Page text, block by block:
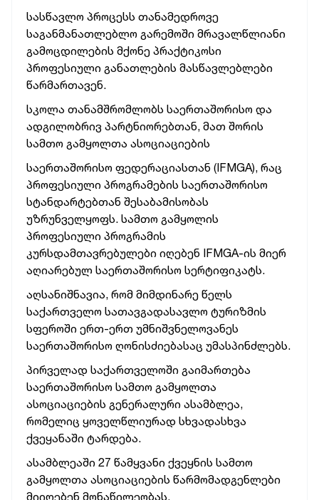
სასწავლო პროცესს თანამედროვე
საგანმანათლებლო გარემოში მრავალწლიანი
გამოცდილების მქონე პრაქტიკოსი
პროფესიული განათლების მასწავლებლები
წარმართავენ.
სკოლა თანამშრომლობს საერთაშორისო და
ადგილობრივ პარტნიორებთან, მათ შორის
სამთო გამყოლთა ასოციაციების
საერთაშორისო ფედერაციასთან (IFMGA), რაც
პროფესიული პროგრამების საერთაშორისო
სტანდარტებთან შესაბამისობას
უზრუნველყოფს. სამთო გამყოლის
პროფესიული პროგრამის
კურსდამთავრებულები იღებენ IFMGA-ის მიერ
აღიარებულ საერთაშორისო სერტიფიკატს.
აღსანიშნავია, რომ მიმდინარე წელს
საქართველო სათავგადასავლო ტურიზმის
სფეროში ერთ-ერთ უმნიშვნელოვანეს
საერთაშორისო ღონისძიებასაც უმასპინძლებს.
პირველად საქართველოში გაიმართება
საერთაშორისო სამთო გამყოლთა
ასოციაციების გენერალური ასამბლეა,
რომელიც ყოველწლიურად სხვადასხვა
ქვეყანაში ტარდება.
ასამბლეაში 27 წამყვანი ქვეყნის სამთო
გამყოლთა ასოციაციების წარმომადგენლები
მიიღებენ მონაწილეობას.